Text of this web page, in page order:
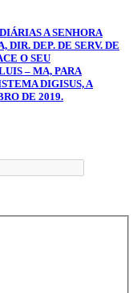
A SENHORA
DEP. DE SERV. DE
O SEU
– MA, PARA
DIGISUS, A
DE 2019.